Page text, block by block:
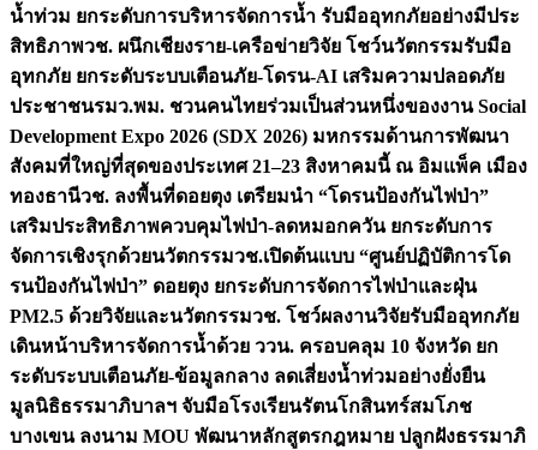
น้ำท่วม ยกระดับการบริหารจัดการน้ำ รับมืออุทกภัยอย่างมีประ
สิทธิภาพวช. ผนึกเชียงราย-เครือข่ายวิจัย โชว์นวัตกรรมรับมือ
อุทกภัย ยกระดับระบบเตือนภัย-โดรน-AI เสริมความปลอดภัย
ประชาชนรมว.พม. ชวนคนไทยร่วมเป็นส่วนหนึ่งของงาน Social
Development Expo 2026 (SDX 2026) มหกรรมด้านการพัฒนา
สังคมที่ใหญ่ที่สุดของประเทศ 21–23 สิงหาคมนี้ ณ อิมแพ็ค เมือง
ทองธานีวช. ลงพื้นที่ดอยตุง เตรียมนำ “โดรนป้องกันไฟป่า”
เสริมประสิทธิภาพควบคุมไฟป่า-ลดหมอกควัน ยกระดับการ
จัดการเชิงรุกด้วยนวัตกรรมวช.เปิดต้นแบบ “ศูนย์ปฏิบัติการโด
รนป้องกันไฟป่า” ดอยตุง ยกระดับการจัดการไฟป่าและฝุ่น
PM2.5 ด้วยวิจัยและนวัตกรรมวช. โชว์ผลงานวิจัยรับมืออุทกภัย
เดินหน้าบริหารจัดการน้ำด้วย ววน. ครอบคลุม 10 จังหวัด ยก
ระดับระบบเตือนภัย-ข้อมูลกลาง ลดเสี่ยงน้ำท่วมอย่างยั่งยืน
มูลนิธิธรรมาภิบาลฯ จับมือโรงเรียนรัตนโกสินทร์สมโภช
บางเขน ลงนาม MOU พัฒนาหลักสูตรกฎหมาย ปลูกฝังธรรมาภิ